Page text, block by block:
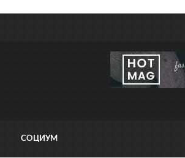
СОЦИУМ